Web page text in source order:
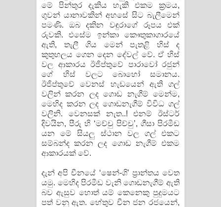
මේ පින්තුර දැකිය හැකි එකම ක්‍රමය,
ගුවන් යානාවකින් අහසේ සිට බැලීමෙන්
පමණි. ඔබ දකින වඳුරාගේ රූපය එක්
රුවකි. එසේම ඉන්කා කෞතුකාගාරයේ
ඇති, තැලී ගිය මෙන් පැතළි හිස් ද
කුතුහලය ගෙන දෙන දේවල් වේ. ඒ හිස්
වල ආකාරය ඊජිප්තුවේ පාරාවෝ රජුන්
ගේ හිස් වලට බොහෝ සමානය.
ඊජිප්තුවේ වෙනස් හැඩයෙන් ඇති ගල්
වලින් කරන ලද ගොඩ නැගීම් මෙන්ම,
මෙහිද කරන ලද ගොඩනැගීම් විවිධ ගල්
වලිනි. වෙනසක් නැත..! එනම් ඊස්ටර්
දිවයින, පීරු හි ‘මච්චු පිච්චු’, ගීසා පිරමීඩ
යන මේ සියලු ස්ථාන වල ගල් එකට
සම්බන්ද කරන ලද ගොඩ නැගීම් එකම
ආකාරයක් වේ.
දැන් අපි චීනයේ ‘ෂෙන්-ශි’ ප්‍රාන්තය වෙත
යමු. මෙහිද පිරමීඩ වැනි ගොඩනැගීම් ඇති
බව ඇසුව හොත් යම් කෙනෙකු පුදුමයට
පත් වනු ඇත. හේතුව චීන ජන රජයෙන්,